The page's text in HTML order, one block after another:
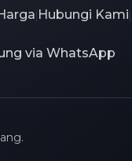
|Hubungi Kami|
via WhatsApp